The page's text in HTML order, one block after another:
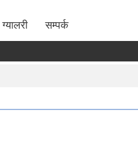
ग्यालरी सम्पर्क